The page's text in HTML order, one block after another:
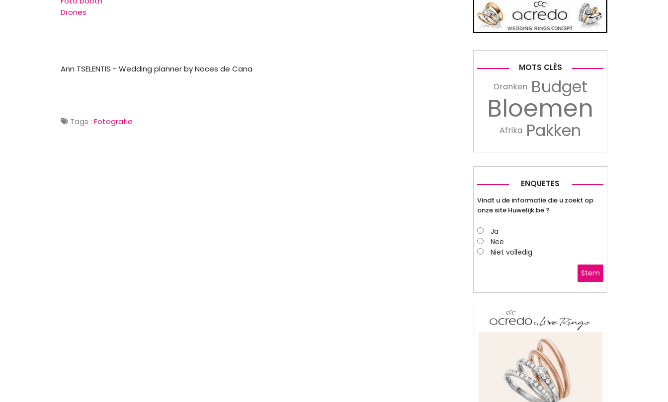
Drones
Ann TSELENTIS - Wedding planner by Noces de Cana
Tags : Fotografie
MOTS CLÉS
Dranken Budget
Bloemen
Afrika Pakken
ENQUETES
Vindt u de informatie die u zoekt op
onze site Huwelijk.be ?
Ja
Nee
Niet volledig
Stem